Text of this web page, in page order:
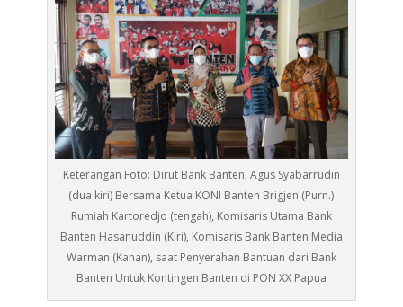
Keterangan Foto: Dirut Bank Banten, Agus Syabarrudin
(dua kiri) Bersama Ketua KONI Banten Brigjen (Purn.)
Rumiah Kartoredjo (tengah), Komisaris Utama Bank
Banten Hasanuddin (Kiri), Komisaris Bank Banten Media
Warman (Kanan), saat Penyerahan Bantuan dari Bank
Banten Untuk Kontingen Banten di PON XX Papua